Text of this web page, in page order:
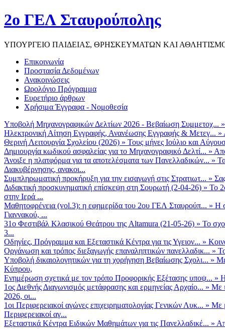
2ο ΓΕΛ Σταυρούπολης
ΥΠΟΥΡΓΕΙΟ ΠΑΙΔΕΙΑΣ, ΘΡΗΣΚΕΥΜΑΤΩΝ ΚΑΙ
Επικοινωνία
Προστασία Δεδομένων
Ανακοινώσεις
Ωρολόγιο Πρόγραμμα
Ευρετήριο άρθρων
Χρήσιμα Έγγραφα - Νομοθεσία
Υποβολή Μηχανογραφικών Δελτίων 2026 - Βεβαίωση Συμμετοχ...
Ηλεκτρονική Αίτηση Εγγραφής, Ανανέωσης Εγγραφής & Μετεγ... »
Θερινή Λειτουργία Σχολείου (2026) » Τους μήνες Ιούλιο και
Δημιουργία κωδικού ασφαλείας για το Μηχανογραφικό Δελτί... »
Άνοιξε η πλατφόρμα για τα αποτελέσματα των Πανελλαδικών... »
Διακυβέρνησης, ανακοι...
Συμπληρωματική προκήρυξη για την εισαγωγή στις Στρατιωτ... »
Διδακτική προσκυνηματική επίσκεψη στη Σουρωτή (2-04-26) » Το
στην Ιερά ...
Μαθητοφρένεια (vol.3): η εφημερίδα του 2ου ΓΕΛ Σταυρούπ... » Η
Γιαννακού, ...
31ο Φεστιβάλ Κλασικού Θεάτρου της Altamura (21-05-26) » Το
3...
Οδηγίες, Πρόγραμμα και Εξεταστικά Κέντρα για τις Υγειον... »
Οργάνωση και τρόπος διεξαγωγής επαναληπτικών πανελλαδικ... »
Υποβολή δικαιολογητικών για τη χορήγηση Βεβαίωσης Σχολι... »
Κύπρου,
Ενημέρωση σχετικά με τον τρόπο Προφορικής Εξέτασης υποψ... »
1ος Διεθνής Διαγωνισμός μετάφρασης και ερμηνείας Αρχαίο... » Με
2026, οι...
1οι Περιφερειακοί αγώνες επιχειρηματολογίας Γενικών Λυκ... » Με
Περιφερειακοί αγ...
Εξεταστικά Κέντρα Ειδικών Μαθημάτων για τις Πανελλαδικέ... »